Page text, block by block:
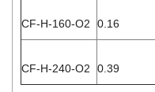
CF-H-160-O2 0.16
CF-H-240-O2 0.39